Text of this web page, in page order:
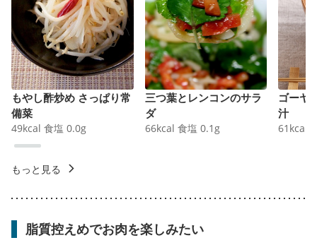
もやし酢炒め さっぱり常
備菜
49kcal 食塩 0.0g
三つ葉とレンコンのサラ
ダ
66kcal 食塩 0.1 g
ゴーヤ
汁
61 kcal
もっと見る
脂質控えめでお肉を楽しみたい